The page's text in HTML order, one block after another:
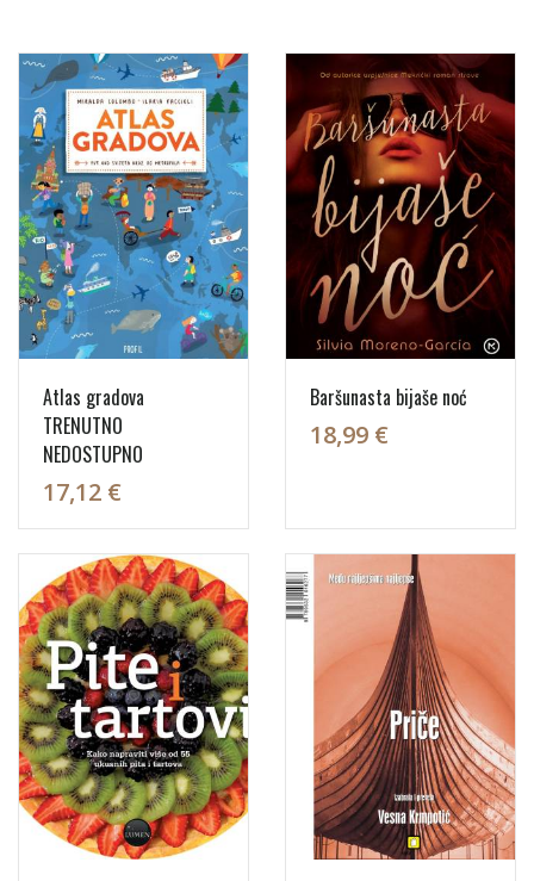
Atlas gradova
TRENUTNO
NEDOSTUPNO
17,12 €
Baršunasta bijaše noć
18,99 €